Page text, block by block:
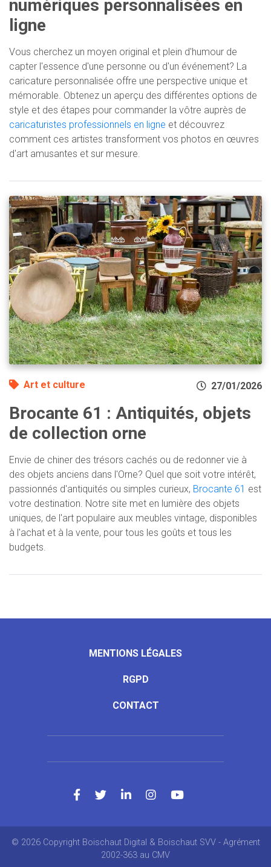
numériques personnalisées en
ligne
Vous cherchez un moyen original et plein d'humour de
capter l'essence d'une personne ou d'un événement? La
caricature personnalisée offre une perspective unique et
mémorable. Obtenez un aperçu des différentes options de
style et des étapes pour commander la vôtre auprès de
caricaturistes professionnels en ligne et découvrez
comment ces artistes transforment vos photos en œuvres
d'art amusantes et sur mesure.
Art et culture 27/01/2026
Brocante 61 : Antiquités, objets
de collection orne
Envie de chiner des trésors cachés ou de redonner vie à
des objets anciens dans l'Orne? Quel que soit votre intérêt,
passionnés d'antiquités ou simples curieux, Brocante 61 est
votre destination. Notre site met en lumière des objets
uniques, de l'art populaire aux meubles vintage, disponibles
à l'achat et à la vente, pour tous les goûts et tous les
budgets.
MENTIONS LÉGALES
RGPD
CONTACT
© 2026 Copyright Boischaut Digital & Boischaut SVV - Agrément
2002-363 au CMV